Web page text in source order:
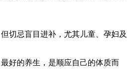
切忌盲目进补，尤其儿童、孕妇及
好的养生，是顺应自己的体质而